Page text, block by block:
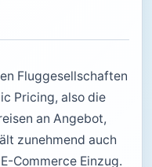
Fluggesellschaften
Pricing, also die
an Angebot,
zunehmend auch
Commerce Einzug.